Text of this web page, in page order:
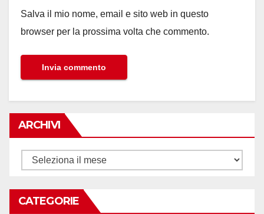
Salva il mio nome, email e sito web in questo
browser per la prossima volta che commento.
ARCHIVI
Archivi
CATEGORIE